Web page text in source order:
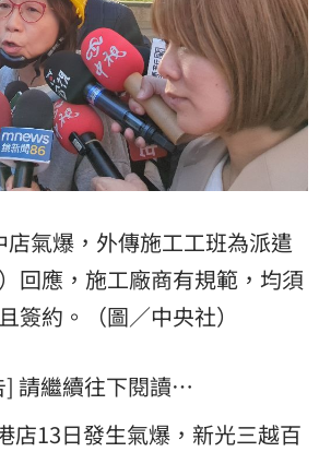
氣爆，外傳施工工班為派遣
）回應，施工廠商有規範，均須
簽約。（圖／中央社）
] 請繼續往下閱讀…
店13日發生氣爆，新光三越百